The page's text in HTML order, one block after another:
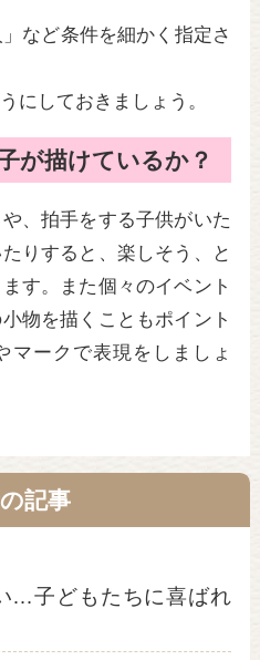
など条件を細かく指定さ
にしておきましょう。
が描けているか？
、拍手をする子供がいた
りすると、楽しそう、と
す。また個々のイベント
物を描くこともポイント
マークで表現をしましょ
記事
…子どもたちに喜ばれ